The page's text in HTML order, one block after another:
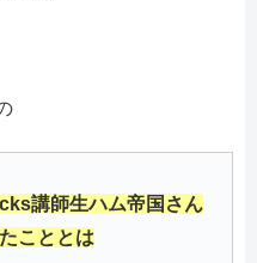
講師生ハム帝国さん
こととは